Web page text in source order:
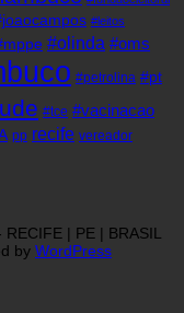
#leitos
#olinda #oms
#petrolina #pt
#tce #vacinacao
pp recife vereador
| PE | BRASIL
by WordPress